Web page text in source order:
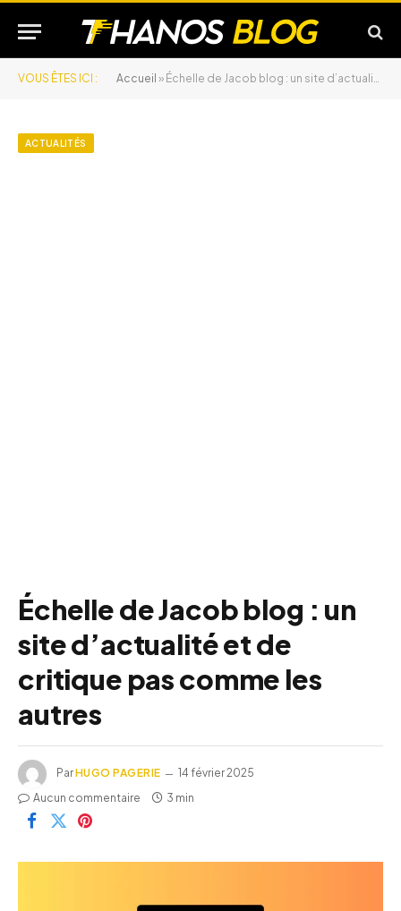
VOUS ÊTES ICI : Accueil » Échelle de Jacob blog : un site d’actualité et de critique pas comme les autres
ACTUALITÉS
Échelle de Jacob blog : un
site d’actualité et de
critique pas comme les
autres
ParHUGO PAGERIE
14 février 2025
Aucun commentaire
3 min